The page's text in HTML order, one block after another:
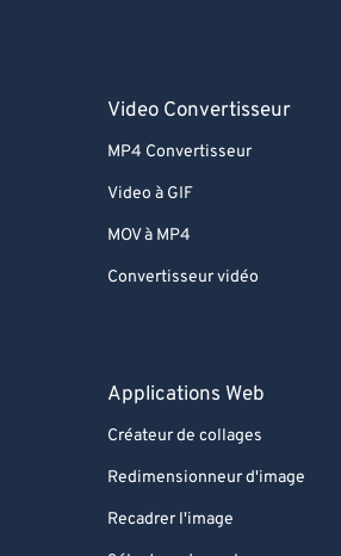
Video Convertisseur
MP4 Convertisseur
Video à GIF
MOV à MP4
Convertisseur vidéo
Applications Web
Créateur de collages
Redimensionneur d'image
Recadrer l'image